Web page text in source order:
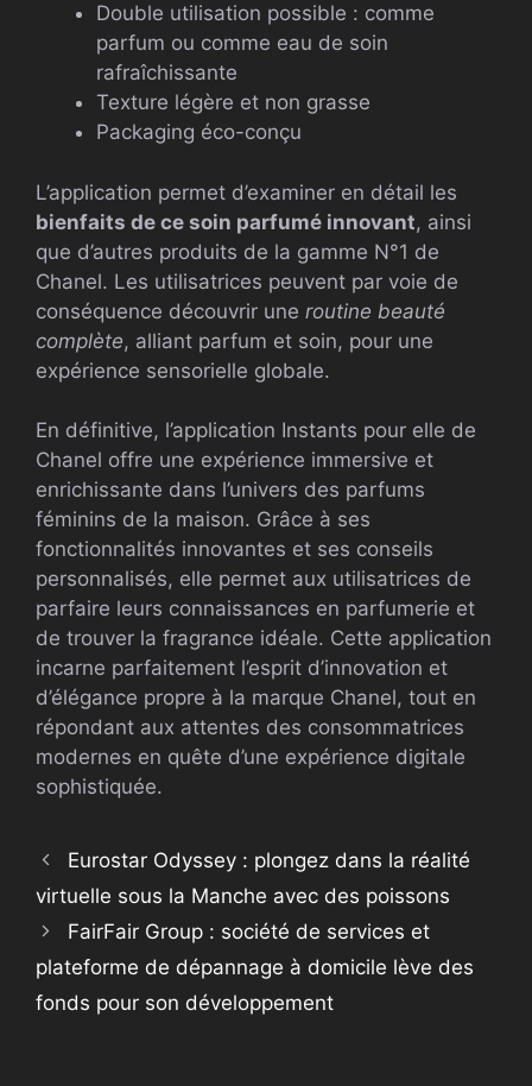
Double utilisation possible : comme
parfum ou comme eau de soin
rafraîchissante
Texture légère et non grasse
Packaging éco-conçu
L’application permet d’examiner en détail les
bienfaits de ce soin parfumé innovant, ainsi
que d’autres produits de la gamme N°1 de
Chanel. Les utilisatrices peuvent par voie de
conséquence découvrir une routine beauté
complète, alliant parfum et soin, pour une
expérience sensorielle globale.
En définitive, l’application Instants pour elle de
Chanel offre une expérience immersive et
enrichissante dans l’univers des parfums
féminins de la maison. Grâce à ses
fonctionnalités innovantes et ses conseils
personnalisés, elle permet aux utilisatrices de
parfaire leurs connaissances en parfumerie et
de trouver la fragrance idéale. Cette application
incarne parfaitement l’esprit d’innovation et
d’élégance propre à la marque Chanel, tout en
répondant aux attentes des consommatrices
modernes en quête d’une expérience digitale
sophistiquée.
Eurostar Odyssey : plongez dans la réalité
virtuelle sous la Manche avec des poissons
FairFair Group : société de services et
plateforme de dépannage à domicile lève des
fonds pour son développement